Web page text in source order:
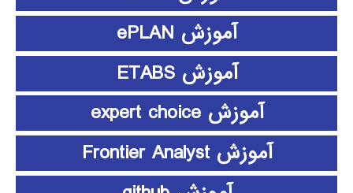
آموزش ePLAN
آموزش ETABS
آموزش expert choice
آموزش Frontier Analyst